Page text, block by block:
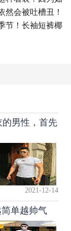
然会被吐槽丑！
节！长袖短裤椰
男性，首先
2021-12-14
单越帅气